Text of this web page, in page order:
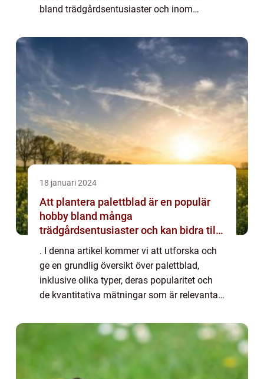
bland trädgårdsentusiaster och inom
en grundlig och omfattande presentation av
18 januari 2024
Att plantera palettblad är en populär
hobby bland många
trädgårdsentusiaster och kan bidra till
att skapa en vacker och färgglad
. I denna artikel kommer vi att utforska och
ge en grundlig översikt över palettblad,
inklusive olika typer, deras popularitet och
de kvantitativa mätningar som är relevanta
diskutera de olika egenskaperna som sk...